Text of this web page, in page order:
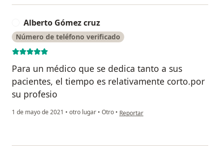
Alberto Gómez cruz
Número de teléfono verificado
Para un médico que se dedica tanto a sus
pacientes, el tiempo es relativamente corto.por
su profesio
1 de mayo de 2021 • otro lugar • Otro • en opinión del usuario Alberto
Reportar